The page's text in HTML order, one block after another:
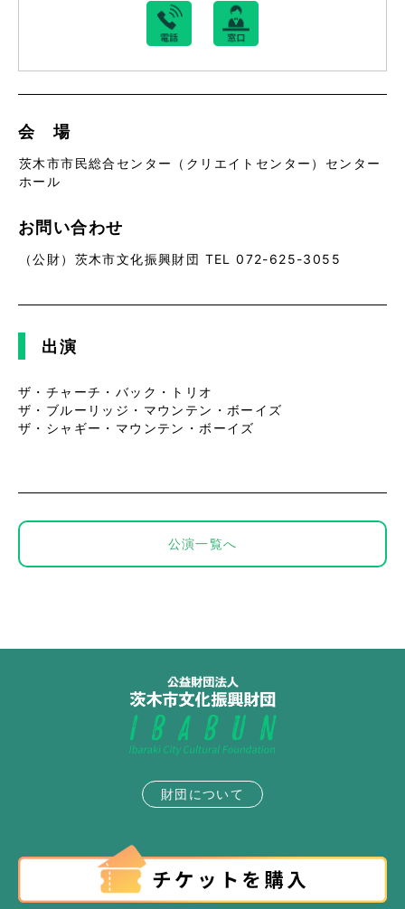
会 場
茨木市市民総合センター（クリエイトセンター）センター
ホール
お問い合わせ
（公財）茨木市文化振興財団 TEL 072-625-3055
出演
ザ・チャーチ・バック・トリオ
ザ・ブルーリッジ・マウンテン・ボーイズ
ザ・シャギー・マウンテン・ボーイズ
公演一覧へ
財団について